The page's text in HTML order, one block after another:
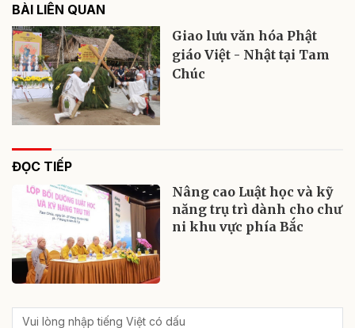
BÀI LIÊN QUAN
Giao lưu văn hóa Phật
giáo Việt - Nhật tại Tam
Chúc
ĐỌC TIẾP
Nâng cao Luật học và kỹ
năng trụ trì dành cho chư
ni khu vực phía Bắc